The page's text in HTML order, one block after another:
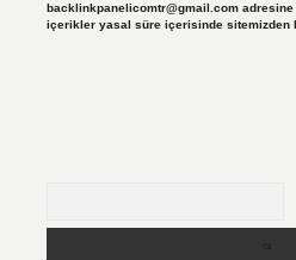
backlinkpanelicomtr@gmail.comadresine
içerikler yasal süre içerisinde sitemizden